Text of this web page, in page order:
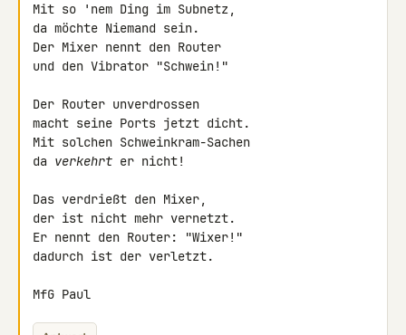
Mit so 'nem Ding im Subnetz,
da möchte Niemand sein.
Der Mixer nennt den Router
und den Vibrator "Schwein!"
Der Router unverdrossen
macht seine Ports jetzt dicht.
Mit solchen Schweinkram-Sachen
da verkehrt er nicht!
Das verdrießt den Mixer,
der ist nicht mehr vernetzt.
Er nennt den Router: "Wixer!"
dadurch ist der verletzt.
MfG Paul